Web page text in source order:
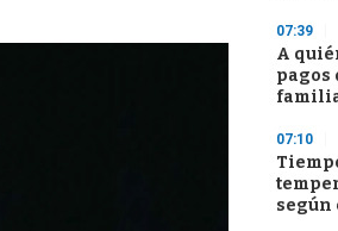
07:39
A
pagos
07:10
según